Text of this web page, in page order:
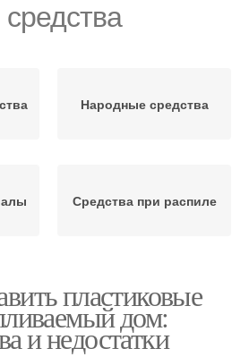
Народные средства
Средства при распиле
пластиковые
дом:
и недостатки